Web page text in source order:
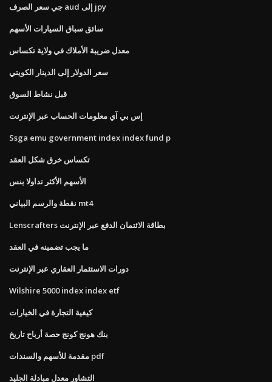
جي سعر الصرف aud إلى jpy
سائق سباق السيارات الأسهم
معدل ضريبة الأملاك في ولاية تكساس
سعر الدولار إلى الدينار الكويتي
قبل نشاط السوق
إس بي آي معلومات الحساب عبر الإنترنت
Ssga emu government index index fund p
تكساس خرق شكل العقد
الأسهم الأكثر تداولا بنس
نقطة والرسم البياني mt4
Lenscrafters بطاقة الائتمان الدفع عبر الإنترنت
ما يجب تضمينه في العقد
دورات الاستثمار العقاري عبر الإنترنت
Wilshire 5000 index index etf
كيفية التجارة في الخيارات
بنك هونج كونج حصة أرباح تاريخ
مقدمة للأسهم والسندات pdf
التشاور معدل مبادلة الجليد